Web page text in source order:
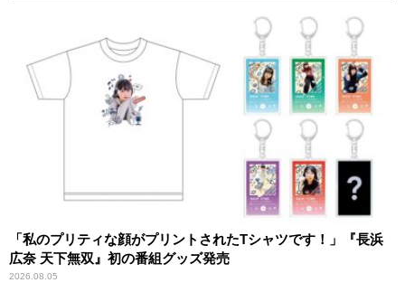
「私のプリティな顔がプリントされたTシャツです！」『長浜
広奈 天下無双』初の番組グッズ発売
2026.08.05